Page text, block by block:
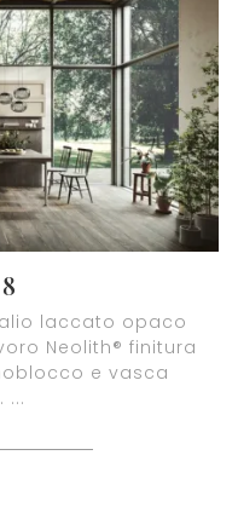
laccato opaco
Neolith® finitura
e vasca
...